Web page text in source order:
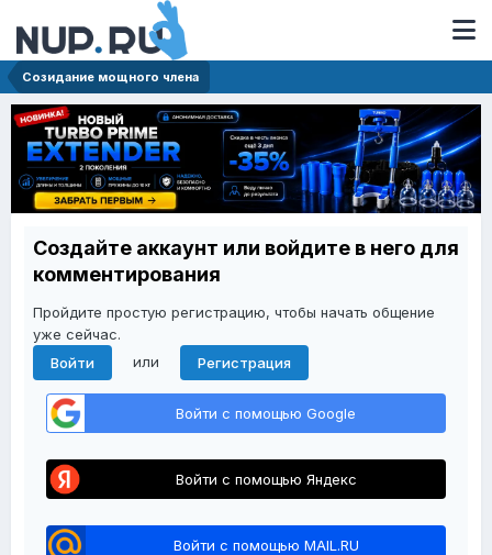
Созидание мощного члена
Создайте аккаунт или войдите в него для
комментирования
Пройдите простую регистрацию, чтобы начать общение
уже сейчас.
Войти
или Регистрация
Войти с помощью Google
Войти с помощью Яндекс
Войти с помощью MAIL.RU